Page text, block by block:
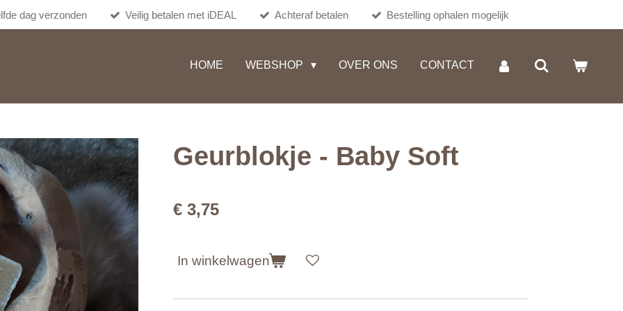
dag verzonden Veilig betalen met iDEAL Achteraf betalen Bestelling ophalen mogelijk
HOME WEBSHOP OVER ONS CONTACT
Geurblokje - Baby Soft
€ 3,75
In winkelwagen